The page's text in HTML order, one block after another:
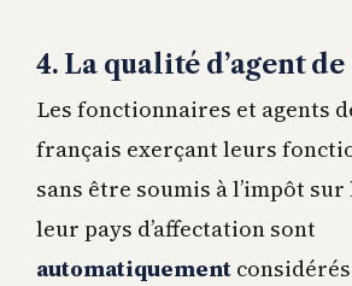
4. La qualité d’agent de
Les fonctionnaires et agents
français exerçant leurs
sans être soumis à l’impôt
leur pays d’affectation sont
automatiquement